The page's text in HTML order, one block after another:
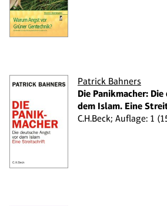
Patrick Bahners
Die Panikmacher:
dem Islam. Eine
C.H.Beck; Auflage: 1